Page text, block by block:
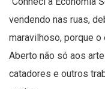
vendendo nas ruas,
maravilhoso, porque
Aberto não só aos
catadores e outros